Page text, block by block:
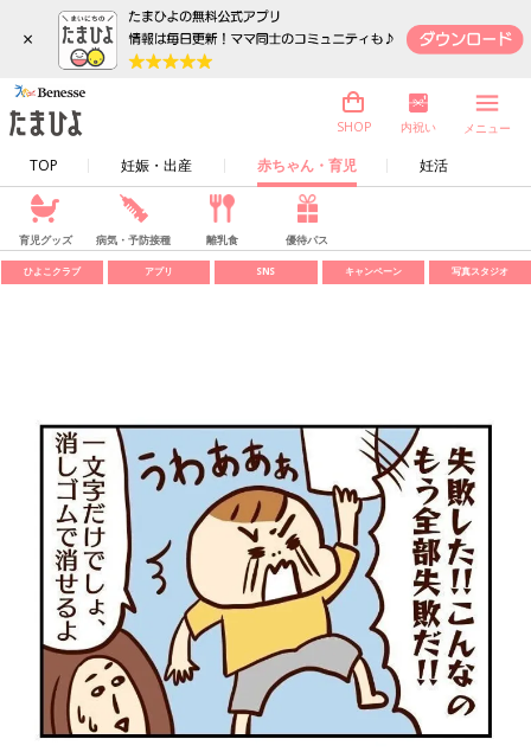
×
TOP 妊娠・出産 赤ちゃん・育児 妊活
SHOP 内祝い メニュー
育児グッズ 病気・予防接種 離乳食 優待パス
ひよこクラブ アプリ SNS キャンペーン 写真スタジオ